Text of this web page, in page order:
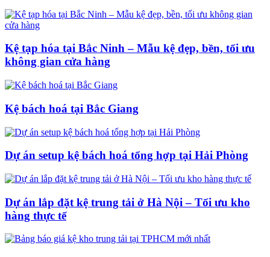
Kệ tạp hóa tại Bắc Ninh – Mẫu kệ đẹp, bền, tối ưu
không gian cửa hàng
Kệ bách hoá tại Bắc Giang
Dự án setup kệ bách hoá tổng hợp tại Hải Phòng
Dự án lắp đặt kệ trung tải ở Hà Nội – Tối ưu kho
hàng thực tế